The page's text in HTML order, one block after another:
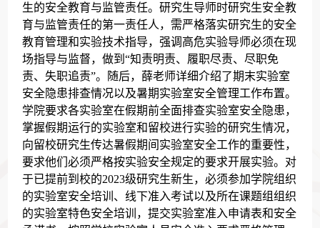
生的安全教育与监管责任。研究生导师时研究生安全教
育与监管责任的第一责任人，需严格落实研究生的安全
教育管理和实验技术指导，强调高危实验导师必须在现
场指导与监督，做到“知责明责、履职尽责、尽职免
责、失职追责”。随后，薛老师详细介绍了期末实验室
安全隐患排查情况以及暑期实验室安全管理工作布置。
学院要求各实验室在假期前全面排查实验室安全隐患，
掌握假期运行的实验室和留校进行实验的研究生情况，
向留校研究生传达暑假期间实验室安全工作的重要性，
要求他们必须严格按实验安全规定的要求开展实验。对
于已提前到校的2023级研究生新生，必须参加学院组织
的实验室安全培训、线下准入考试以及所在课题组组织
的实验室特色安全培训，提交实验室准入申请表和安全